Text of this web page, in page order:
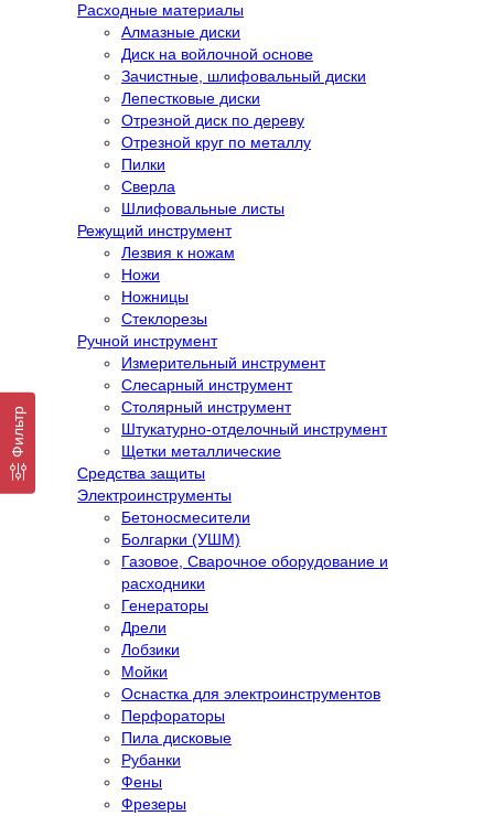
Расходные материалы
Алмазные диски
Диск на войлочной основе
Зачистные, шлифовальный диски
Лепестковые диски
Отрезной диск по дереву
Отрезной круг по металлу
Пилки
Сверла
Шлифовальные листы
Режущий инструмент
Лезвия к ножам
Ножи
Ножницы
Стеклорезы
Ручной инструмент
Измерительный инструмент
Слесарный инструмент
Столярный инструмент
Штукатурно-отделочный инструмент
Щетки металлические
Средства защиты
Электроинструменты
Бетоносмесители
Болгарки (УШМ)
Газовое, Сварочное оборудование и
расходники
Генераторы
Дрели
Лобзики
Мойки
Оснастка для электроинструментов
Перфораторы
Пила дисковые
Рубанки
Фены
Фрезеры
Фильтр